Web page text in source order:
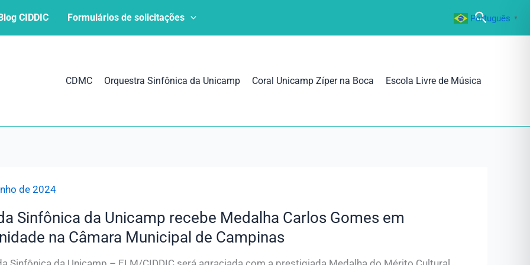
CIDDIC Formulários de solicitações
CDMC Orquestra Sinfônica da Unicamp Coral Unicamp Zíper na Boca Escola Livre de Música
de 2024
Sinfônica da Unicamp recebe Medalha Carlos Gomes em
na Câmara Municipal de Campinas
Português ▼